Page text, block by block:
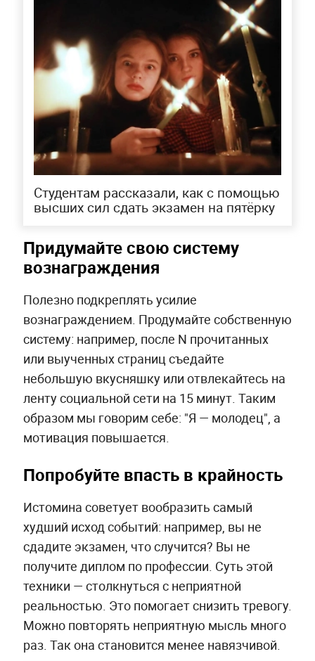
Студентам рассказали, как с помощью
высших сил сдать экзамен на пятёрку
Придумайте свою систему
вознаграждения
Полезно подкреплять усилие
вознаграждением. Продумайте собственную
систему: например, после N прочитанных
или выученных страниц съедайте
небольшую вкусняшку или отвлекайтесь на
ленту социальной сети на 15 минут. Таким
образом мы говорим себе: "Я — молодец", а
мотивация повышается.
Попробуйте впасть в крайность
Истомина советует вообразить самый
худший исход событий: например, вы не
сдадите экзамен, что случится? Вы не
получите диплом по профессии. Суть этой
техники — столкнуться с неприятной
реальностью. Это помогает снизить тревогу.
Можно повторять неприятную мысль много
раз. Так она становится менее навязчивой.